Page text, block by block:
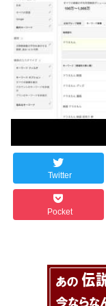
Twitter
Pocket